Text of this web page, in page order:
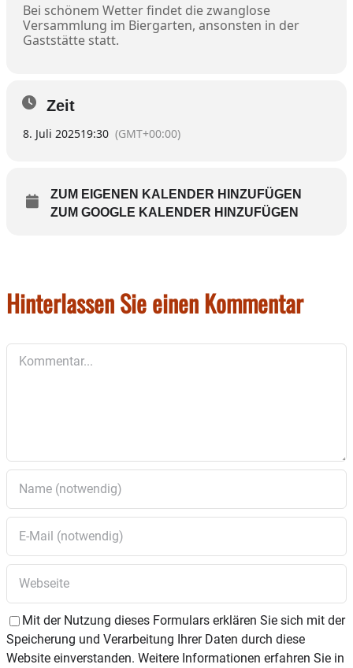
Bei schönem Wetter findet die zwanglose
Versammlung im Biergarten, ansonsten in der
Gaststätte statt.
Zeit
8. Juli 202519:30 (GMT+00:00)
ZUM EIGENEN KALENDER HINZUFÜGEN
ZUM GOOGLE KALENDER HINZUFÜGEN
Hinterlassen Sie einen Kommentar
Mit der Nutzung dieses Formulars erklären Sie sich mit der
Speicherung und Verarbeitung Ihrer Daten durch diese
Website einverstanden. Weitere Informationen erfahren Sie in